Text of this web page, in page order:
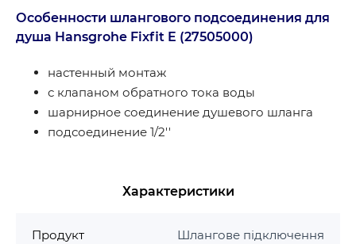
Особенности шлангового подсоединения для
душа Hansgrohe Fixfit E (27505000)
настенный монтаж
с клапаном обратного тока воды
шарнирное соединение душевого шланга
подсоединение 1/2''
Характеристики
Продукт Шлангове підключення